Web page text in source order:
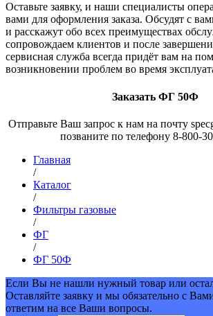
Оставьте заявку, и наши специалисты
вами для оформления заказа. Обсудят с
и расскажут обо всех преимуществах
сопровождаем клиентов и после
сервисная служба всегда придёт вам на
возникновении проблем во время
Заказать ФГ 50Ф
Отправьте Ваш запрос к нам на почту
позваните по телефону 8-800-
Главная
/
Каталог
/
Фильтры газовые
/
ФГ
/
ФГ 50Ф
Если Вы не нашли нужный товар или
Оставляйте заявку и мы обязательно с
ответим на все Ваши вопросы.